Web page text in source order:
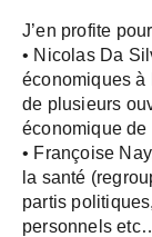
J’en profite
• Nicolas Da
économiques à
de plusieurs
économique
• Françoise
la santé
partis
personnels